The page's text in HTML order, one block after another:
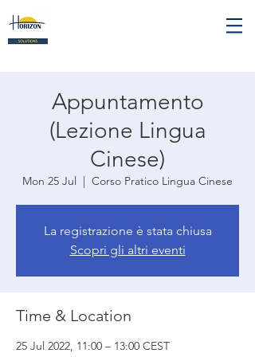
Appuntamento
(Lezione Lingua
Cinese)
Mon 25 Jul
  |
Corso Pratico Lingua Cinese
La registrazione è stata chiusa
Scopri gli altri eventi
Time & Location
25 Jul 2022, 11:00 – 13:00 CEST